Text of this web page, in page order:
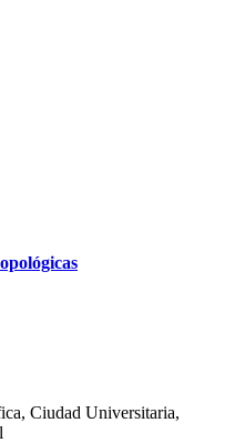
Ciudad Universitaria,